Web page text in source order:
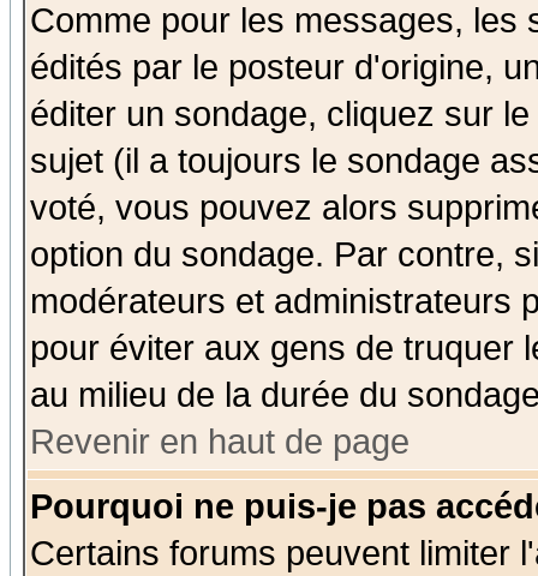
Comme pour les messages, les
édités par le posteur d'origine,
éditer un sondage, cliquez sur
sujet (il a toujours le sondage
voté, vous pouvez alors
option du sondage. Par contre,
modérateurs et administrateurs
pour éviter aux gens de truquer
au milieu de la durée du
Revenir en haut de page
Pourquoi ne puis-je pas
Certains forums peuvent limiter